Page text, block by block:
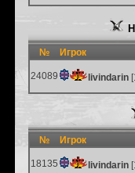
№ Игрок
24089 livindarin
№ Игрок
18135 livindarin